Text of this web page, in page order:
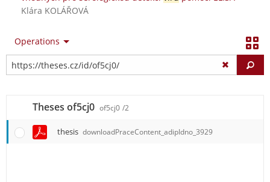
Klára KOLÁŘOVÁ
Operations
Theses of5cj0 of5cj0 /2
thesis downloadPraceContent_adipIdno_3929